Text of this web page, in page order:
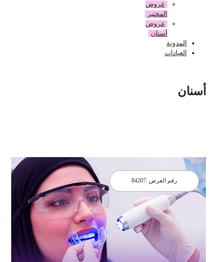
عروض
المختبر
عروض
أسنان
المدونة
العيادات
أسنان
رقم العرض : 84207